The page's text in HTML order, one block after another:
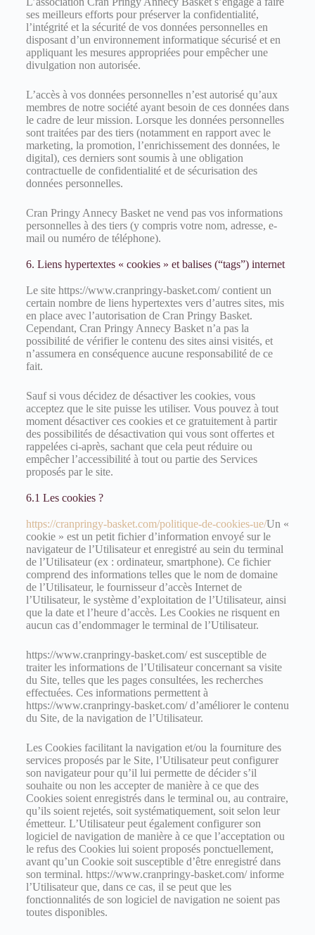
ses meilleurs efforts pour préserver la confidentialité,
l’intégrité et la sécurité de vos données personnelles en
disposant d’un environnement informatique sécurisé et en
appliquant les mesures appropriées pour empêcher une
divulgation non autorisée.
L’accès à vos données personnelles n’est autorisé qu’aux
membres de notre société ayant besoin de ces données dans
le cadre de leur mission. Lorsque les données personnelles
sont traitées par des tiers (notamment en rapport avec le
marketing, la promotion, l’enrichissement des données, le
digital), ces derniers sont soumis à une obligation
contractuelle de confidentialité et de sécurisation des
données personnelles.
Cran Pringy Annecy Basket ne vend pas vos informations
personnelles à des tiers (y compris votre nom, adresse, e-
mail ou numéro de téléphone).
6. Liens hypertextes « cookies » et balises (“tags”) internet
Le site https://www.cranpringy-basket.com/ contient un
certain nombre de liens hypertextes vers d’autres sites, mis
en place avec l’autorisation de Cran Pringy Basket.
Cependant, Cran Pringy Annecy Basket n’a pas la
possibilité de vérifier le contenu des sites ainsi visités, et
n’assumera en conséquence aucune responsabilité de ce
fait.
Sauf si vous décidez de désactiver les cookies, vous
acceptez que le site puisse les utiliser. Vous pouvez à tout
moment désactiver ces cookies et ce gratuitement à partir
des possibilités de désactivation qui vous sont offertes et
rappelées ci-après, sachant que cela peut réduire ou
empêcher l’accessibilité à tout ou partie des Services
proposés par le site.
6.1 Les cookies ?
https://cranpringy-basket.com/politique-de-cookies-ue/Un «
cookie » est un petit fichier d’information envoyé sur le
navigateur de l’Utilisateur et enregistré au sein du terminal
de l’Utilisateur (ex : ordinateur, smartphone). Ce fichier
comprend des informations telles que le nom de domaine
de l’Utilisateur, le fournisseur d’accès Internet de
l’Utilisateur, le système d’exploitation de l’Utilisateur, ainsi
que la date et l’heure d’accès. Les Cookies ne risquent en
aucun cas d’endommager le terminal de l’Utilisateur.
https://www.cranpringy-basket.com/ est susceptible de
traiter les informations de l’Utilisateur concernant sa visite
du Site, telles que les pages consultées, les recherches
effectuées. Ces informations permettent à
https://www.cranpringy-basket.com/ d’améliorer le contenu
du Site, de la navigation de l’Utilisateur.
Les Cookies facilitant la navigation et/ou la fourniture des
services proposés par le Site, l’Utilisateur peut configurer
son navigateur pour qu’il lui permette de décider s’il
souhaite ou non les accepter de manière à ce que des
Cookies soient enregistrés dans le terminal ou, au contraire,
qu’ils soient rejetés, soit systématiquement, soit selon leur
émetteur. L’Utilisateur peut également configurer son
logiciel de navigation de manière à ce que l’acceptation ou
le refus des Cookies lui soient proposés ponctuellement,
avant qu’un Cookie soit susceptible d’être enregistré dans
son terminal. https://www.cranpringy-basket.com/ informe
l’Utilisateur que, dans ce cas, il se peut que les
fonctionnalités de son logiciel de navigation ne soient pas
toutes disponibles.